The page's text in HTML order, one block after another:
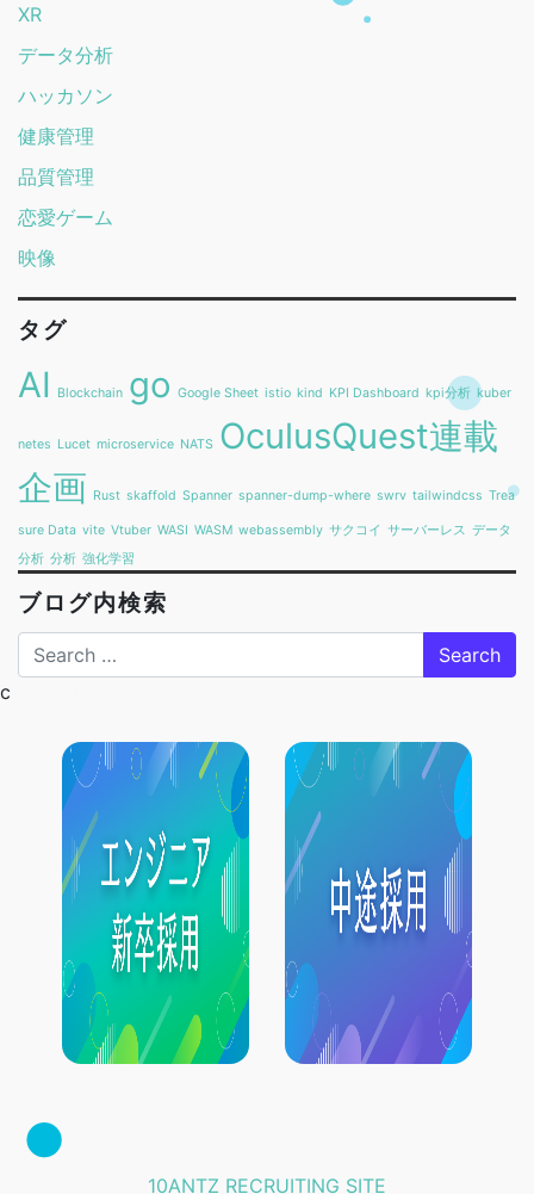
XR
データ分析
ハッカソン
健康管理
品質管理
恋愛ゲーム
映像
タグ
AI Blockchain go Google Sheet istio kind KPI Dashboard kpi分析 kuber
netes Lucet microservice NATS OculusQuest連載
企画 Rust skaffold Spanner spanner-dump-where swrv tailwindcss Trea
sure Data vite Vtuber WASI WASM webassembly サクコイ サーバーレス データ
分析 分析 強化学習
ブログ内検索
Search
c
10ANTZ RECRUITING SITE